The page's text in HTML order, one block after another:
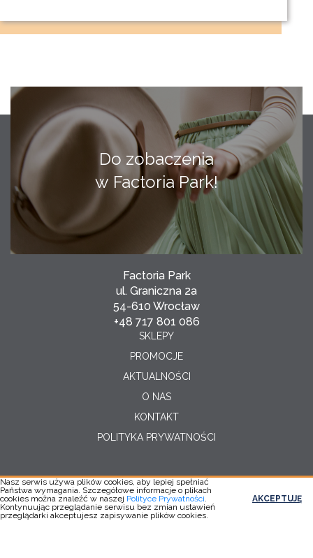
Do zobaczenia
w Factoria Park!
Factoria Park
ul. Graniczna 2a
54-610 Wrocław
+48 717 801 086
SKLEPY
PROMOCJE
AKTUALNOŚCI
O NAS
KONTAKT
POLITYKA PRYWATNOŚCI
Copyright © 2026
Realizacja:YC
Nasz serwis używa plików cookies, aby lepiej spełniać
Państwa wymagania. Szczegółowe informacje o plikach
cookies można znaleźć w naszej Polityce Prywatności.
Kontynuując przeglądanie serwisu bez zmian ustawień
przeglądarki akceptujesz zapisywanie plików cookies.
AKCEPTUJĘ